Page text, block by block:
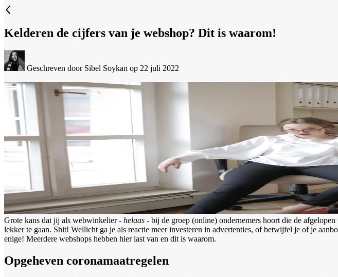
Kelderen de cijfers van je webshop? Dit is waarom!
Geschreven door Sibel Soykan op 22 juli 2022
Grote kans dat jij als webwinkelier - helaas - bij de groep (online) ondernemers hoort die de
lekker te gaan. Shit! Wellicht ga je als reactie meer investeren in advertenties, of betwijfel je of je
enige! Meerdere webshops hebben hier last van en dit is waarom.
Opgeheven coronamaatregelen